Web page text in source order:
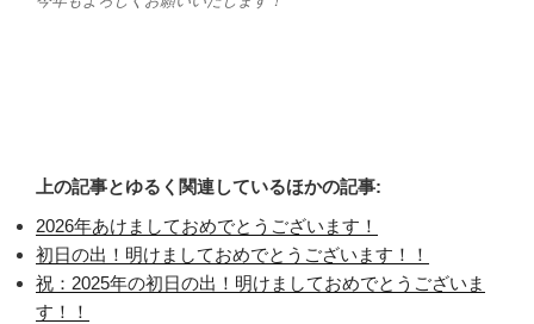
上の記事とゆるく関連しているほかの記事:
2026年あけましておめでとうございます！
初日の出！明けましておめでとうございます！！
祝：2025年の初日の出！明けましておめでとうございま
す！！